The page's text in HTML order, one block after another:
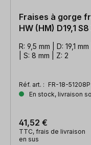
Fraises à gorge
HW (HM) D19,1
R: 9,5 mm | D: 19,1
| S: 8 mm | Z: 2
Réf. art. : FR-18-51208P
En stock, livraison
41,52 €
TTC, frais de livraison
en sus